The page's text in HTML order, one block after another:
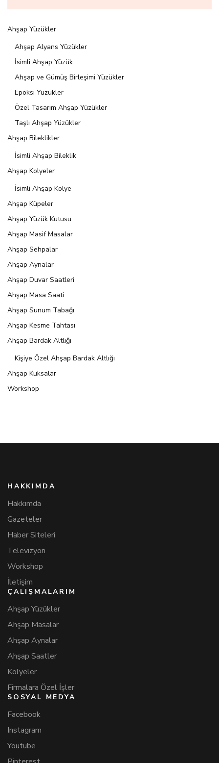
Ahşap Yüzükler
Ahşap Alyans Yüzükler
İsimli Ahşap Yüzük
Ahşap ve Gümüş Birleşimi Yüzükler
Epoksi Yüzükler
Özel Tasarım Ahşap Yüzükler
Taşlı Ahşap Yüzükler
Ahşap Bileklikler
İsimli Ahşap Bileklik
Ahşap Kolyeler
İsimli Ahşap Kolye
Ahşap Küpeler
Ahşap Yüzük Kutusu
Ahşap Masif Masalar
Ahşap Sehpalar
Ahşap Aynalar
Ahşap Duvar Saatleri
Ahşap Masa Saati
Ahşap Sunum Tabağı
Ahşap Kesme Tahtası
Ahşap Bardak Altlığı
Kişiye Özel Ahşap Bardak Altlığı
Ahşap Kuksalar
Workshop
HAKKIMDA
Hakkımda
Gazeteler
Haber Siteleri
Televizyon
Workshop
İletişim
ÇALIŞMALARIM
Ahşap Yüzükler
Ahşap Masalar
Ahşap Aynalar
Ahşap Saatler
Kolyeler
Firmalara Özel İşler
SOSYAL MEDYA
Facebook
Instagram
Youtube